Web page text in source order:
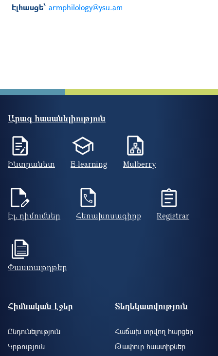
Էլհասցե՝ armphilology@ysu.am
Արագ հասանելիություն
Ինտրանետ E-learning Mulberry
Էլ. դիմումներ Հեռախոսագիրք Registrar
Փաստաթղթեր
Footer site information
Հիմնական էջեր
Ընդունելություն
Կրթություն
Տեղեկատվություն
Հաճախ տրվող հարցեր
Թափուր հաստիքներ